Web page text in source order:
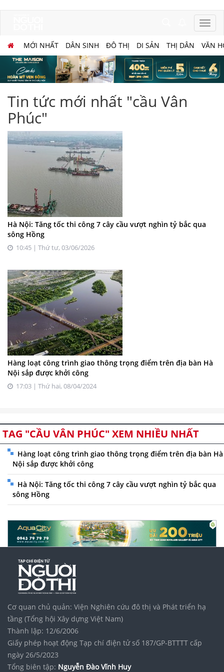
MỚI NHẤT DÂN SINH ĐÔ THỊ DI SẢN THỊ DÂN VĂN
Tin tức mới nhất "cầu Vân
Phúc"
Hà Nội: Tăng tốc thi công 7 cây cầu vượt nghìn tỷ bắc qua
sông Hồng
10:45 | Thứ tư, 03/06/2026
Hàng loạt công trình giao thông trọng điểm trên địa bàn Hà
Nội sắp được khởi công
17:03 | Thứ hai, 08/04/2024
TAG "CẦU VÂN PHÚC" XEM NHIỀU NHẤT
Hàng loạt công trình giao thông trọng điểm trên địa bàn Hà
Nội sắp được khởi công
Hà Nội: Tăng tốc thi công 7 cây cầu vượt nghìn tỷ bắc qua
sông Hồng
Cơ quan chủ quản: Viện Nghiên cứu đô thị và Phát triển hạ
tầng (Tổng hội Xây dựng Việt Nam)
Thành lập: 12/6/2006
Giấy phép hoạt động Tạp chí điện tử số 187/GP-BTTTT cấp
ngày 26/5/2023
Tổng biên tập: Nguyễn Đào Vĩnh Huy